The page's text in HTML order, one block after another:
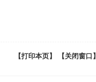
【打印本页】 【关闭窗口】